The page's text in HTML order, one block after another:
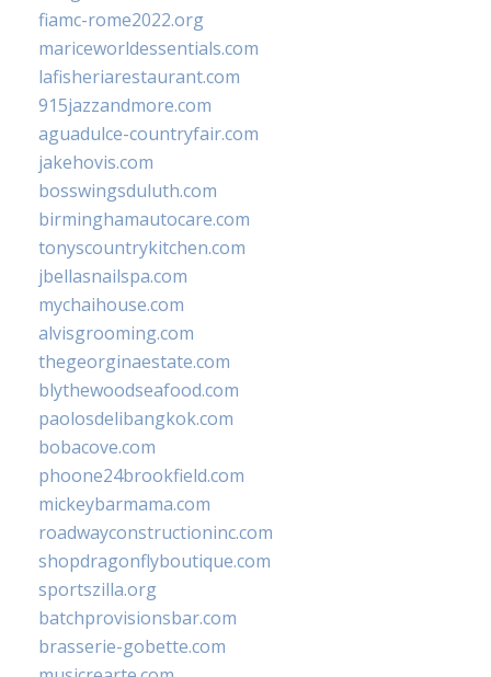
fiamc-rome2022.org
mariceworldessentials.com
lafisheriarestaurant.com
915jazzandmore.com
aguadulce-countryfair.com
jakehovis.com
bosswingsduluth.com
birminghamautocare.com
tonyscountrykitchen.com
jbellasnailspa.com
mychaihouse.com
alvisgrooming.com
thegeorginaestate.com
blythewoodseafood.com
paolosdelibangkok.com
bobacove.com
phoone24brookfield.com
mickeybarmama.com
roadwayconstructioninc.com
shopdragonflyboutique.com
sportszilla.org
batchprovisionsbar.com
brasserie-gobette.com